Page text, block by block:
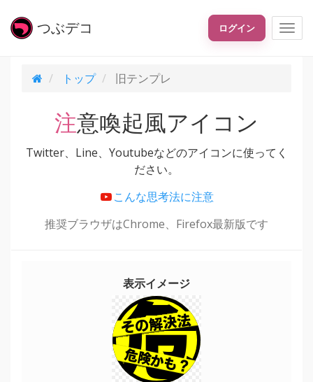
つぶデコ ログイン
トップ 旧テンプレ
注意喚起風アイコン
Twitter、Line、Youtubeなどのアイコンに使ってく
ださい。
こんな思考法に注意
推奨ブラウザはChrome、Firefox最新版です
表示イメージ
危
その解決法
危険かも？